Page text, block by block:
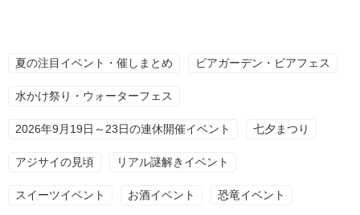
夏の注目イベント・催しまとめ ビアガーデン・ビアフェス
水かけ祭り・ウォーターフェス
2026年9月19日～23日の連休開催イベント 七夕まつり
アジサイの見頃 リアル謎解きイベント
スイーツイベント お酒イベント 恐竜イベント